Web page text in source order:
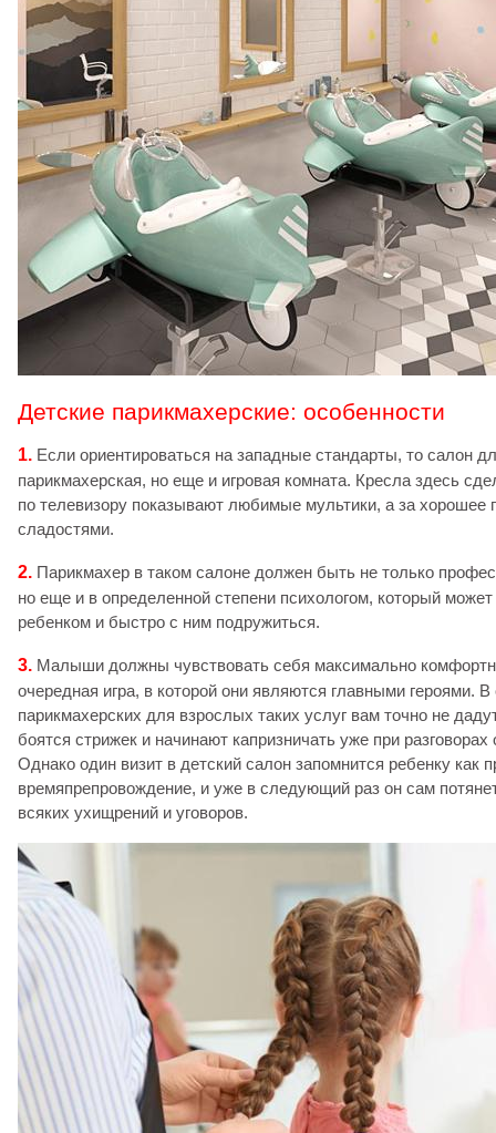
Детские парикмахерские: особенности
1. Если ориентироваться на западные стандарты, то салон
парикмахерская, но еще и игровая комната. Кресла здесь
по телевизору показывают любимые мультики, а за хорошее
сладостями.
2. Парикмахер в таком салоне должен быть не только
но еще и в определенной степени психологом, который может
ребенком и быстро с ним подружиться.
3. Малыши должны чувствовать себя максимально
очередная игра, в которой они являются главными героями.
парикмахерских для взрослых таких услуг вам точно не
боятся стрижек и начинают капризничать уже при
Однако один визит в детский салон запомнится ребенку как
времяпрепровождение, и уже в следующий раз он сам
всяких ухищрений и уговоров.